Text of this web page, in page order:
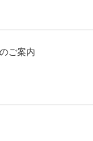
ご案内